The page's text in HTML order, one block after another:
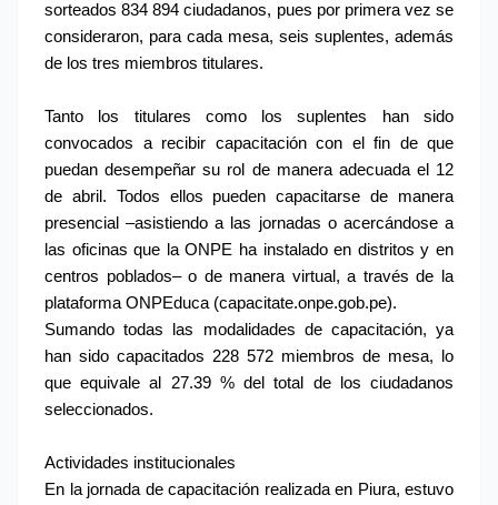
sorteados 834 894 ciudadanos, pues por primera vez se
consideraron, para cada mesa, seis suplentes, además
de los tres miembros titulares.
Tanto los titulares como los suplentes han sido
convocados a recibir capacitación con el fin de que
puedan desempeñar su rol de manera adecuada el 12
de abril. Todos ellos pueden capacitarse de manera
presencial –asistiendo a las jornadas o acercándose a
las oficinas que la ONPE ha instalado en distritos y en
centros poblados– o de manera virtual, a través de la
plataforma ONPEduca (capacitate.onpe.gob.pe).
Sumando todas las modalidades de capacitación, ya
han sido capacitados 228 572 miembros de mesa, lo
que equivale al 27.39 % del total de los ciudadanos
seleccionados.
Actividades institucionales
En la jornada de capacitación realizada en Piura, estuvo